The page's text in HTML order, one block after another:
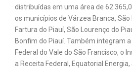
distribuídas em uma área de
os municípios de Várzea Branca,
Fartura do Piauí, São Lourenço do
Bonfim do Piauí. Também integram
Federal do Vale do São Francisco, o
a Receita Federal, Equatorial